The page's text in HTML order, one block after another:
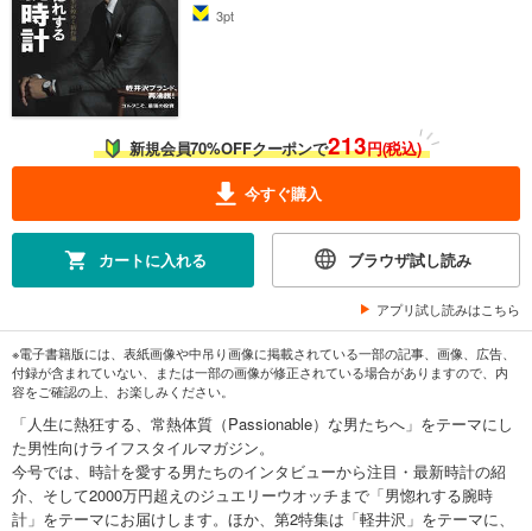
3pt
新規会員70%OFFクーポンで213円(税込)
今すぐ購入
カートに入れる ブラウザ試し読み
アプリ試し読みはこちら
※電子書籍版には、表紙画像や中吊り画像に掲載されている一部の記事、画像、広告、
付録が含まれていない、または一部の画像が修正されている場合がありますので、内
容をご確認の上、お楽しみください。
「人生に熱狂する、常熱体質（Passionable）な男たちへ」をテーマにし
た男性向けライフスタイルマガジン。
今号では、時計を愛する男たちのインタビューから注目・最新時計の紹
介、そして2000万円超えのジュエリーウオッチまで「男惚れする腕時
計」をテーマにお届けします。ほか、第2特集は「軽井沢」をテーマに、